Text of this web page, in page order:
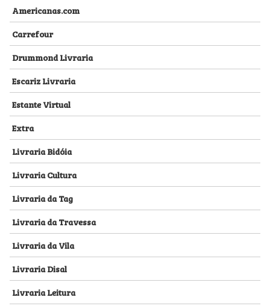
Americanas.com
Carrefour
Drummond Livraria
Escariz Livraria
Estante Virtual
Extra
Livraria Bidóia
Livraria Cultura
Livraria da Tag
Livraria da Travessa
Livraria da Vila
Livraria Disal
Livraria Leitura